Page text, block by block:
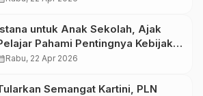
untuk Anak Sekolah, Ajak
Pahami Pentingnya Kebijakan
Masa Depan Bangsa
Rabu, 22 Apr 2026
Semangat Kartini, PLN